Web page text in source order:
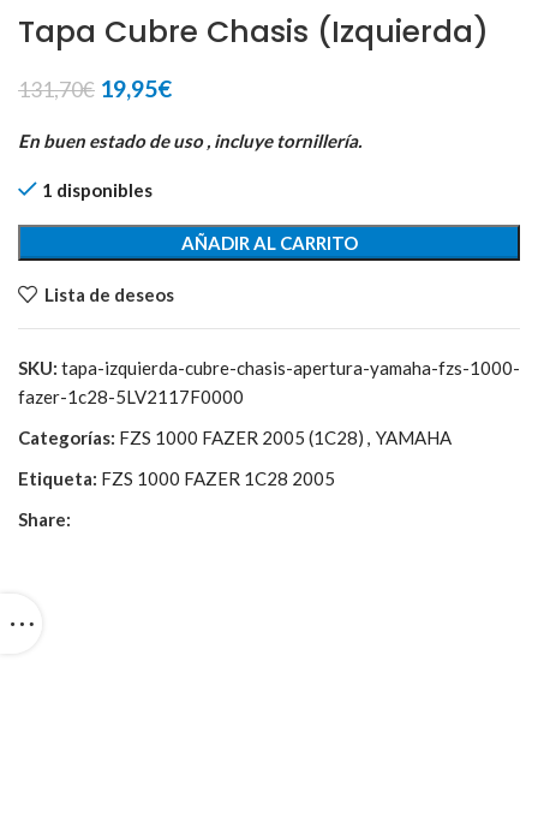
Tapa Cubre Chasis (Izquierda)
131,70€ El
original
131,70€.
19,95€El
actual
En buen estado de uso , incluye tornillería.
1 disponibles
AÑADIR AL CARRITO
Lista de deseos
SKU: tapa-izquierda-cubre-chasis-apertura-yamaha-fzs-1000-
fazer-1c28-5LV2117F0000
Categorías: FZS 1000 FAZER 2005 (1C28) , YAMAHA
Etiqueta: FZS 1000 FAZER 1C28 2005
Share: